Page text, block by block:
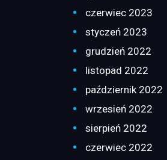
czerwiec 2023
styczeń 2023
grudzień 2022
listopad 2022
październik 2022
wrzesień 2022
sierpień 2022
czerwiec 2022